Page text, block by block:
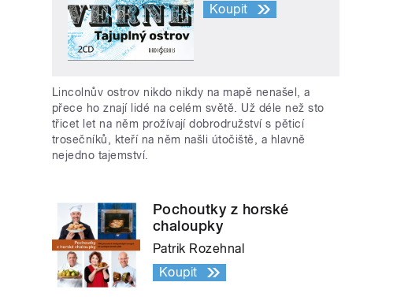
Koupit
Lincolnův ostrov nikdo nikdy na mapě nenašel, a
přece ho znají lidé na celém světě. Už déle než sto
třicet let na něm prožívají dobrodružství s pěticí
trosečníků, kteří na něm našli útočiště, a hlavně
nejedno tajemství.
Pochoutky z horské
chaloupky
Patrik Rozehnal
Koupit